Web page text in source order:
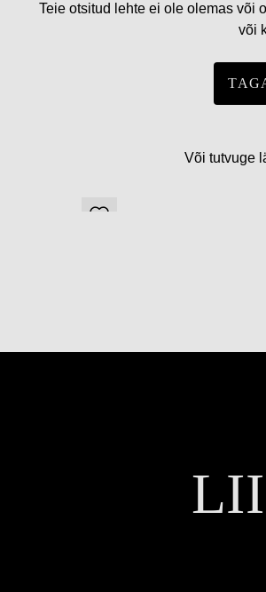
Teie otsitud lehte ei ole olemas või
või
Või tutvuge